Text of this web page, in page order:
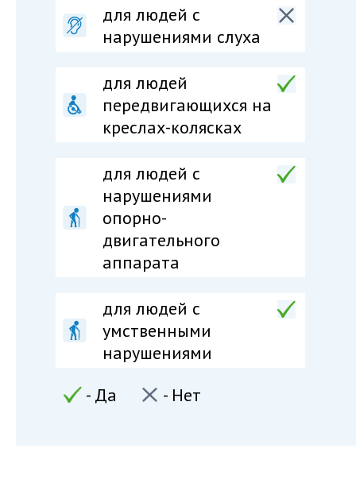
для людей с
нарушениями слуха
для людей
передвигающихся на
креслах-колясках
для людей c
нарушениями
опорно-
двигательного
аппарата
для людей c
умственными
нарушениями
- Да
- Нет